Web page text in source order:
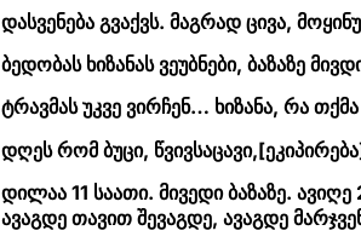
დასვენება გვაქვს. მაგრად ცივა,
ბედობას ხიზანას ვეუბნები, ბაზაზე
ტრავმას უკვე ვირჩენ… ხიზანა, რა
დღეს რომ ბუცი,
დილაა 11 საათი. მივედი ბაზაზე.
ავაგდე თავით შევაგდე, ავაგდე